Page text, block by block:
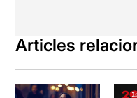
Articles